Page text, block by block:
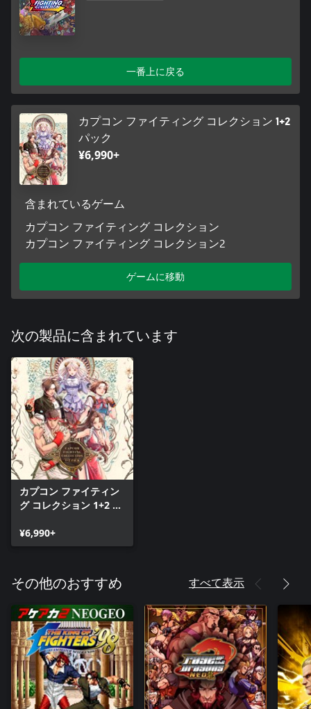
一番上に戻る
カプコン ファイティング コレクション 1+2
パック
¥6,990+
含まれているゲーム
カプコン ファイティング コレクション
カプコン ファイティング コレクション2
ゲームに移動
次の製品に含まれています
カプコン ファイティン
グ コレクション 1+2 パ
¥6,990+
その他のおすすめ すべて表示